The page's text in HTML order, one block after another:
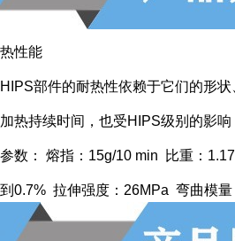
热性能
HIPS部件的耐热性依赖于它们的形
加热持续时间，也受HIPS级别的影响
参数： 熔指：15g/10 min 比重：
到0.7% 拉伸强度：26MPa 弯曲模量